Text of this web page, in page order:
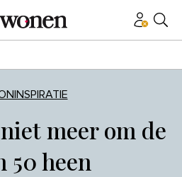
meer om de
50 heen